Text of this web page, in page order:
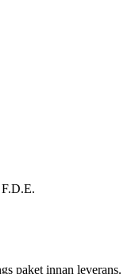
paket innan leverans.